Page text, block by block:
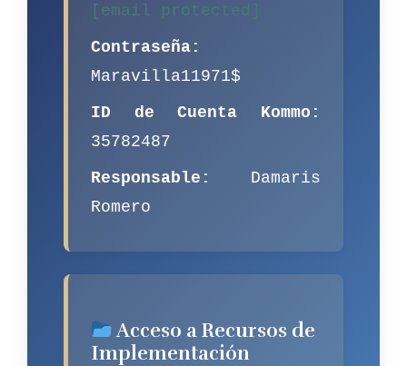
[email protected]
Contraseña:
Maravilla11971$
ID de Cuenta Kommo:
35782487
Responsable:
Damaris
Romero
Acceso a Recursos de
Implementación